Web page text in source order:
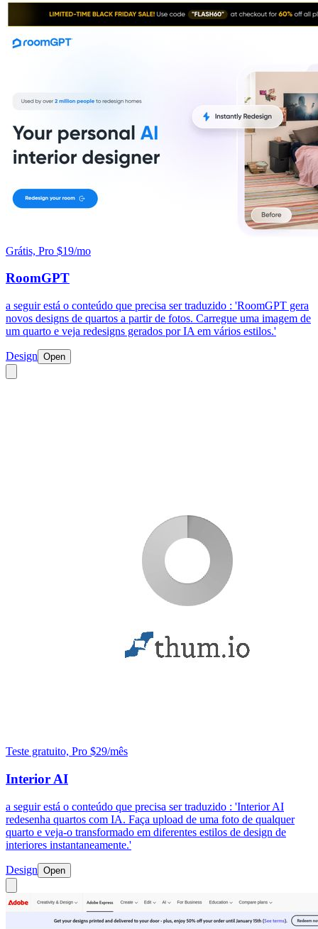
Grátis, Pro $19/mo
RoomGPT
a seguir está o conteúdo que precisa ser traduzido : 'RoomGPT gera
novos designs de quartos a partir de fotos. Carregue uma imagem de
um quarto e veja redesigns gerados por IA em vários estilos.'
Design Open
Teste gratuito, Pro $29/mês
Interior AI
a seguir está o conteúdo que precisa ser traduzido : 'Interior AI
redesenha quartos com IA. Faça upload de uma foto de qualquer
quarto e veja-o transformado em diferentes estilos de design de
interiores instantaneamente.'
Design Open